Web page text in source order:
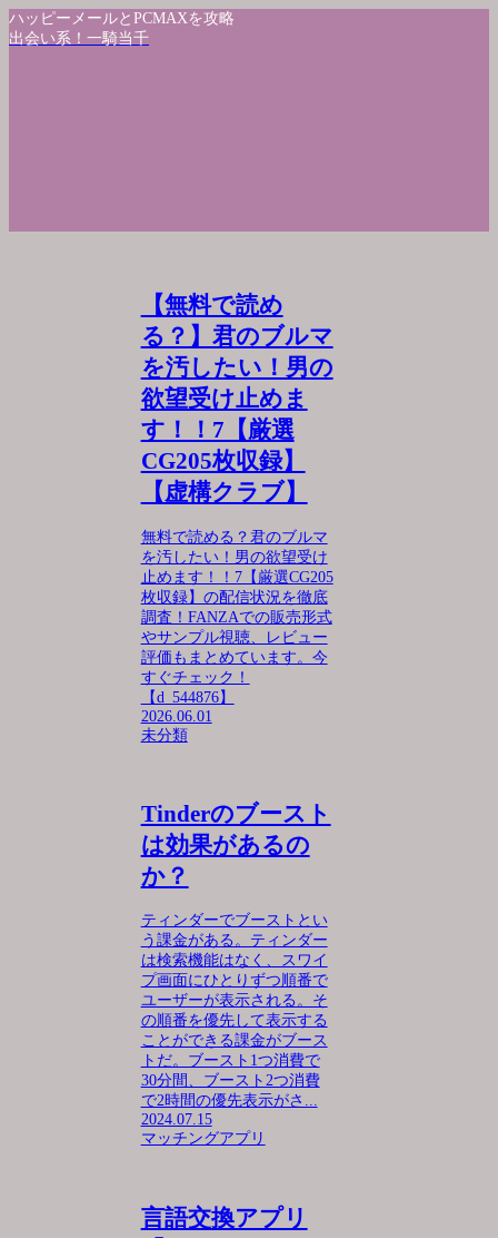
ハッピーメールとPCMAXを攻略
出会い系！一騎当千
【無料で読め
る？】君のブルマ
を汚したい！男の
欲望受け止めま
す！！7【厳選
CG205枚収録】
【虚構クラブ】
無料で読める？君のブルマ
を汚したい！男の欲望受け
止めます！！7【厳選CG205
枚収録】の配信状況を徹底
調査！FANZAでの販売形式
やサンプル視聴、レビュー
評価もまとめています。今
すぐチェック！
【d_544876】
2026.06.01
未分類
Tinderのブースト
は効果があるの
か？
ティンダーでブーストとい
う課金がある。ティンダー
は検索機能はなく、スワイ
プ画面にひとりずつ順番で
ユーザーが表示される。そ
の順番を優先して表示する
ことができる課金がブース
トだ。ブースト1つ消費で
30分間、ブースト2つ消費
で2時間の優先表示がさ...
2024.07.15
マッチングアプリ
言語交換アプリ